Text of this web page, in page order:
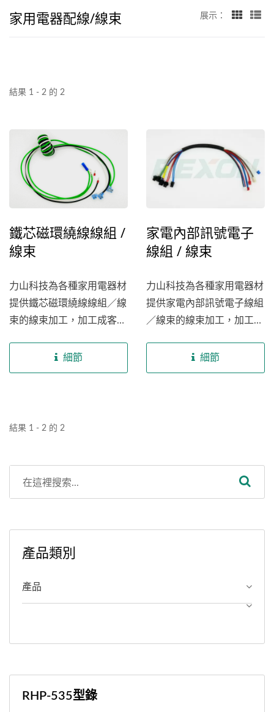
家用電器配線/線束 展示：
結果 1 - 2 的 2
鐵芯磁環繞線線組 /
線束
力山科技為各種家用電器材
提供鐵芯磁環繞線線組／線
束的線束加工，加工成客戶
們擁有專業的工程師團隊和
現代化的製造設備，可以根
細節
家電內部訊號電子
線組 / 線束
力山科技為各種家用電器材
提供家電內部訊號電子線組
／線束的線束加工，加工成
束。我們擁有專業的工程師
團隊和現代化的製造設備，
細節
結果 1 - 2 的 2
產品類別
產品
RHP-535型錄